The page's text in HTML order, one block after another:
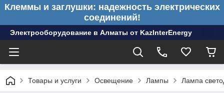
Клеммы и заглушки: надежность электрических
соединений!
Электрооборудование в Алматы от KazInterEnergy
Товары и услуги Освещение Лампы Лампа